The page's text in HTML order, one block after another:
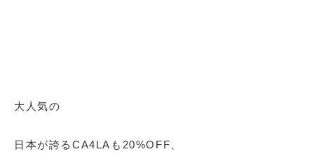
大人気の
日本が誇るCA4LAも20%OFF、